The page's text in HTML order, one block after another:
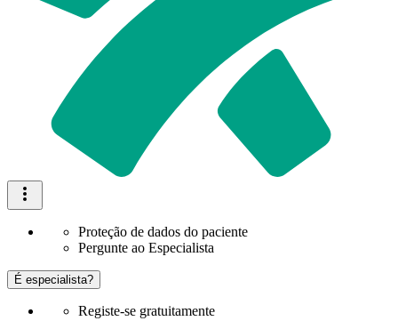
Proteção de dados do paciente
Pergunte ao Especialista
É especialista?
Registe-se gratuitamente